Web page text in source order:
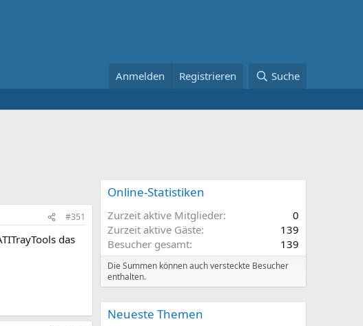
Anmelden Registrieren Suche
#351
das
Online-Statistiken
Zurzeit aktive Mitglieder
0
Zurzeit aktive Gäste
139
Besucher gesamt
139
Die Summen können auch versteckte Besucher
enthalten.
Neueste Themen